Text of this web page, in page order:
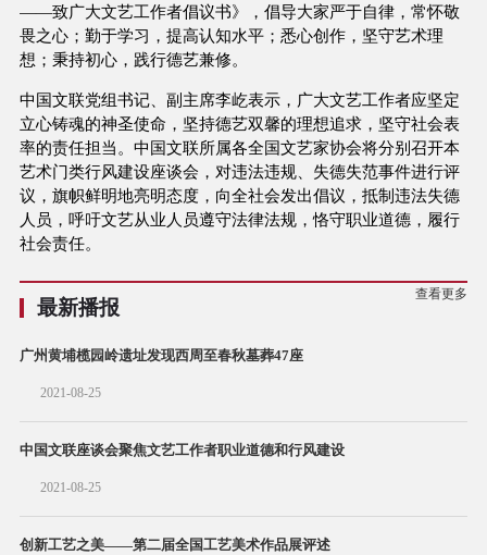
——致广大文艺工作者倡议书》，倡导大家严于自律，常怀敬
畏之心；勤于学习，提高认知水平；悉心创作，坚守艺术理
想；秉持初心，践行德艺兼修。
中国文联党组书记、副主席李屹表示，广大文艺工作者应坚定
立心铸魂的神圣使命，坚持德艺双馨的理想追求，坚守社会表
率的责任担当。中国文联所属各全国文艺家协会将分别召开本
艺术门类行风建设座谈会，对违法违规、失德失范事件进行评
议，旗帜鲜明地亮明态度，向全社会发出倡议，抵制违法失德
人员，呼吁文艺从业人员遵守法律法规，恪守职业道德，履行
社会责任。
最新播报
查看更多
广州黄埔榄园岭遗址发现西周至春秋墓葬47座
2021-08-25
中国文联座谈会聚焦文艺工作者职业道德和行风建设
2021-08-25
创新工艺之美——第二届全国工艺美术作品展评述